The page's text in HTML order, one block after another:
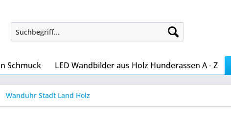
Schmuck LED Wandbilder aus Holz Hunderassen A - Z
Wanduhr Stadt Land Holz